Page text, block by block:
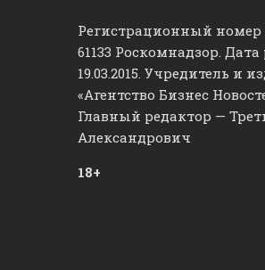
Регистрационный
61133 Роскомнадзор.
19.03.2015. Учредитель и
«Агентство Бизнес
Главный редактор —
Александрович
18+